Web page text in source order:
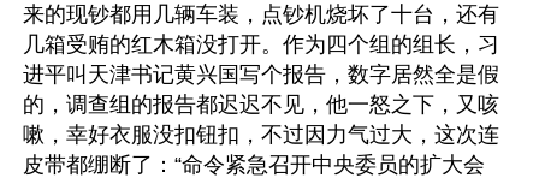
来的现钞都用几辆车装，点钞机烧坏了十台，还有
几箱受贿的红木箱没打开。作为四个组的组长，习
进平叫天津书记黄兴国写个报告，数字居然全是假
的，调查组的报告都迟迟不见，他一怒之下，又咳
嗽，幸好衣服没扣钮扣，不过因力气过大，这次连
皮带都绷断了：“命令紧急召开中央委员的扩大会